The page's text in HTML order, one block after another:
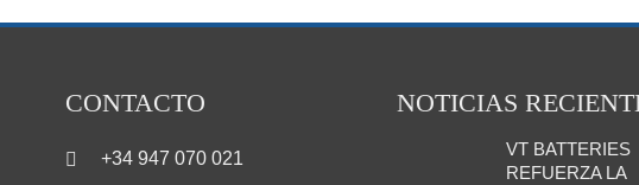
CONTACTO
+34 947 070 021
NOTICIAS
VT BATTERIES
REFUERZA LA